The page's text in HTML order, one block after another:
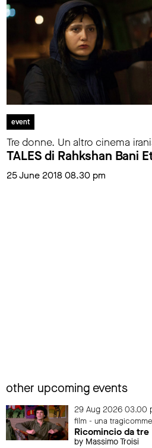
event
Tre donne. Un altro cinema
TALES di Rahkshan Bani
25 June 2018 08.30 pm
other upcoming events
29 Aug 2026 03.00
film - una
Ricomincio da tre
by Massimo Troisi